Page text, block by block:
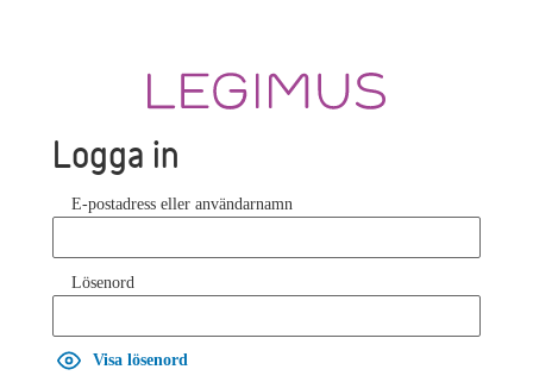
Logga in
E-postadress eller användarnamn
Lösenord
Visa lösenord